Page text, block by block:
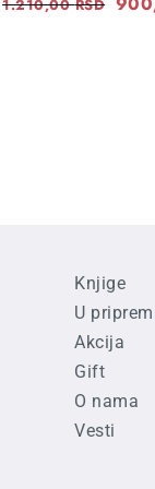
1.210,00RSD
Knjige
U
Akcija
Gift
O nama
Vesti